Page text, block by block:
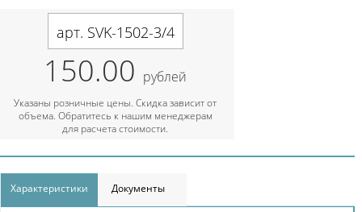
арт. SVK-1502-3/4
150.00 рублей
Указаны розничные цены. Скидка зависит от
объема. Обратитесь к нашим менеджерам
для расчета стоимости.
Характеристики Документы